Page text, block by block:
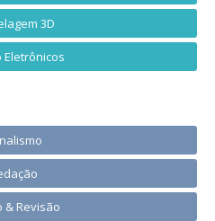
3D
Eletrônicos
& Revisão